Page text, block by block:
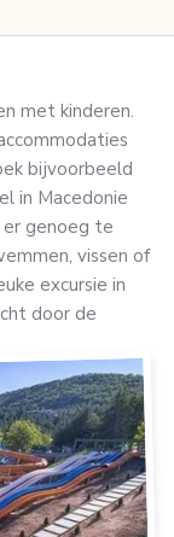
met kinderen.
bijvoorbeeld
in Macedonie
genoeg te
vissen of
excursie in
door de